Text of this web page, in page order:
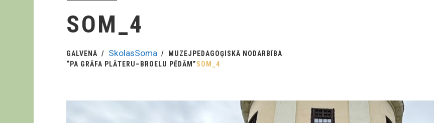
SOM_4
GALVENĀ SkolasSoma
MUZEJPEDAGOĢISKĀ NODARBĪBA
“PA GRĀFA PLĀTERU–BROELU PĒDĀM”SOM_4